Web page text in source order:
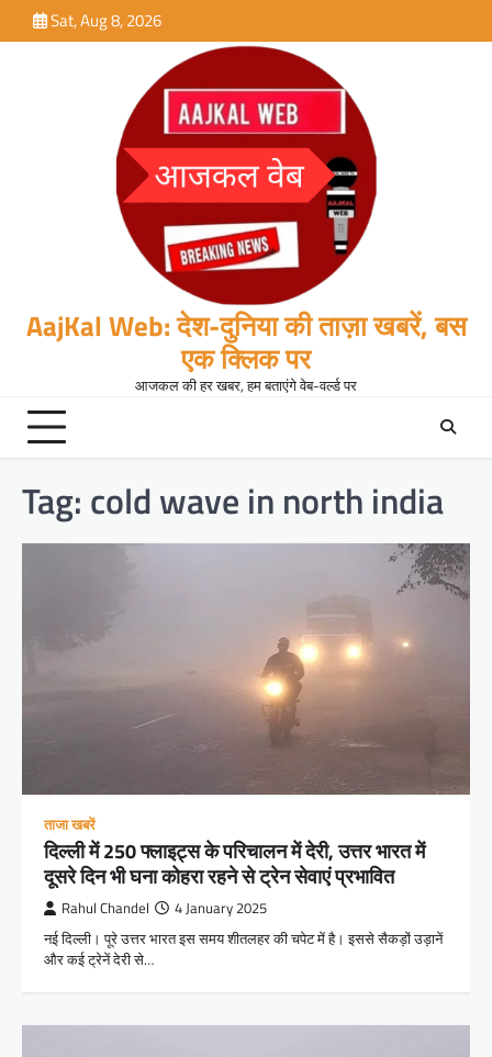
to
Sat, Aug 8, 2026
AajKal Web: देश-दुनिया की ताज़ा खबरें, बस
एक क्लिक पर
आजकल की हर खबर, हम बताएंगे वेब-वर्ल्ड पर
Tag: cold wave in north india
ताजा खबरें
दिल्ली में 250 फ्लाइट्स के परिचालन में देरी, उत्तर भारत में
दूसरे दिन भी घना कोहरा रहने से ट्रेन सेवाएं प्रभावित
Rahul Chandel 4 January 2025
नई दिल्ली। पूरे उत्तर भारत इस समय शीतलहर की चपेट में है। इससे सैकड़ों उड़ानें
और कई ट्रेनें देरी से…